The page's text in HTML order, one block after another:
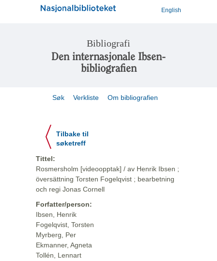
English
Bibliografi
Den internasjonale Ibsen-
bibliografien
Søk Verkliste Om bibliografien
Tilbake til
søketreff
Tittel:
Rosmersholm [videoopptak] / av Henrik Ibsen ;
översättning Torsten Fogelqvist ; bearbetning
och regi Jonas Cornell
Forfatter/person:
Ibsen, Henrik
Fogelqvist, Torsten
Myrberg, Per
Ekmanner, Agneta
Tollén, Lennart